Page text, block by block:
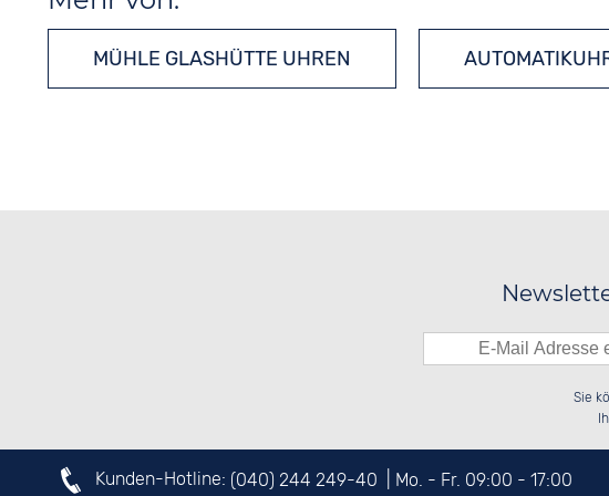
MÜHLE GLASHÜTTE UHREN
Sie
Kunden-Hotline: (040) 244 249-40 | Mo. - Fr. 09:00 - 17:00